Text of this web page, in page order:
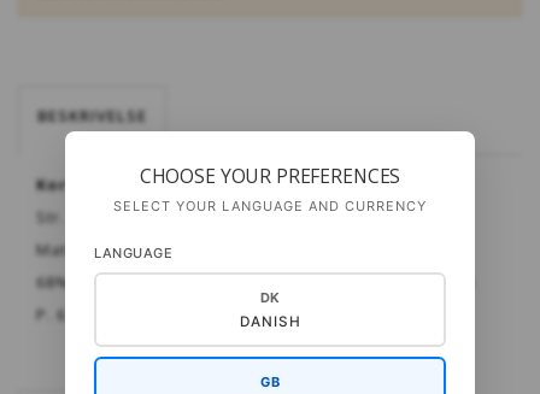
BESKRIVELSE
Kort vendbar dametrøje - raglan.
Str. XS - XXL
Materiale:Puno
68% babyalpaca - 10% merinould - 22% P.A. til nettet
P. 6 & 7
CHOOSE YOUR PREFERENCES
SELECT YOUR LANGUAGE AND CURRENCY
LANGUAGE
DK
DANISH
GB